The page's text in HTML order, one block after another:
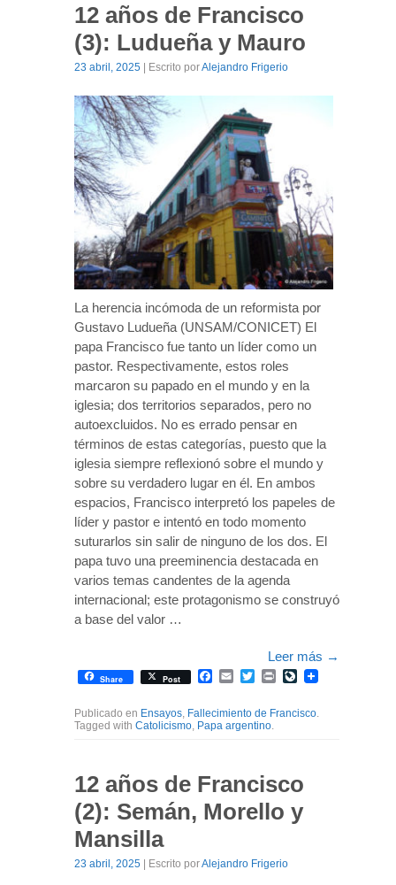
12 años de Francisco
(3): Ludueña y Mauro
23 abril, 2025 | Escrito porAlejandro Frigerio
La herencia incómoda de un reformista por
Gustavo Ludueña (UNSAM/CONICET) El
papa Francisco fue tanto un líder como un
pastor. Respectivamente, estos roles
marcaron su papado en el mundo y en la
iglesia; dos territorios separados, pero no
autoexcluidos. No es errado pensar en
términos de estas categorías, puesto que la
iglesia siempre reflexionó sobre el mundo y
sobre su verdadero lugar en él. En ambos
espacios, Francisco interpretó los papeles de
líder y pastor e intentó en todo momento
suturarlos sin salir de ninguno de los dos. El
papa tuvo una preeminencia destacada en
varios temas candentes de la agenda
internacional; este protagonismo se construyó
a base del valor …
Leer más →
Share Post Facebook
EmailTwitterPrintLiveJournal
Publicado en Ensayos, Fallecimiento de Francisco.
Tagged with Catolicismo, Papa argentino.
12 años de Francisco
(2): Semán, Morello y
Mansilla
23 abril, 2025 | Escrito porAlejandro Frigerio